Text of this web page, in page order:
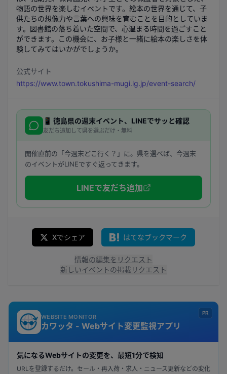
物語の世界を楽しむイベントです。絵本の世界を通じて、子
供たちの想像力や言葉への興味を育むことを目的としていま
す。図書館の落ち着いた空間で、心温まる時間を過ごすこと
ができます。この機会に、お子様と一緒に絵本の楽しさを体
験してみてはいかがでしょうか。
公式サイト
https://www.town.tokushima-mugi.lg.jp/event-search/
📱 徳島県の週末イベント、LINEでサッと確認
友だち追加して県を選ぶだけ・無料
開催直前の「今週末どこ行く？」に。県を選べば、今週末
のイベントがLINEですぐ返ってきます。
LINEで友だち追加
Xでシェア はてなブックマーク
情報の編集をリクエスト
新しいイベントの掲載リクエスト
PR
WEBSITE MONITOR
カワッタ - Webサイト変更監視アプリ
気になるWebサイトの変更を、最短1分で検知
URLを登録するだけ。セール・再入荷・求人・ニュース更新などの変化